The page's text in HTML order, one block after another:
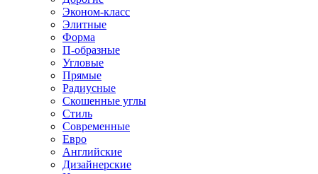
Эконом-класс
Элитные
Форма
П-образные
Угловые
Прямые
Радиусные
Скошенные углы
Стиль
Современные
Евро
Английские
Дизайнерские